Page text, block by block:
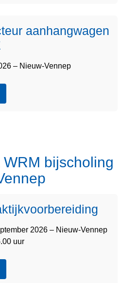
aanhangwagen
– Nieuw-Vennep
WRM bijscholing
2026 – Nieuw-Vennep
uur